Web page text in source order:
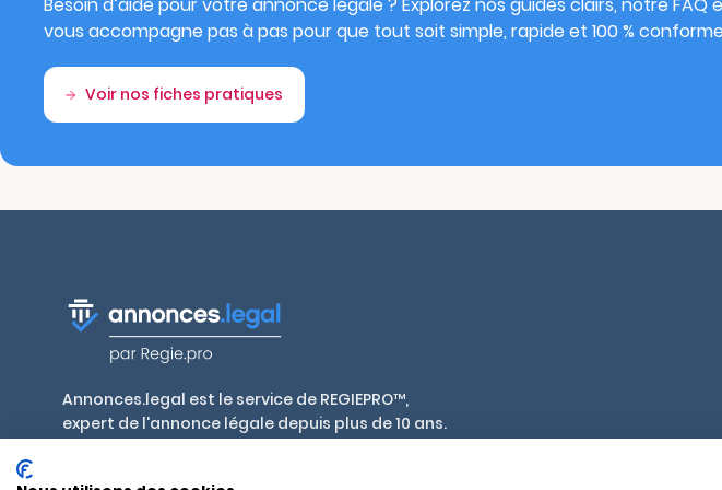
vous accompagne pas à pas pour que tout soit simple, rapide et 100 %
Voir nos fiches pratiques
Annonces.legal est le service de REGIEPRO™,
expert de l'annonce légale depuis plus de 10 ans.